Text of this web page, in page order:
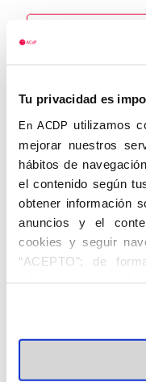
Tu privacidad es
En ACDP utilizamos
mejorar nuestros
hábitos de
el contenido según
obtener información
anuncios y el
cookies y seguir
“ACEPTO”; de
información más
en el botón
visitar nuestra Política
Autor
Centro de
adscripción